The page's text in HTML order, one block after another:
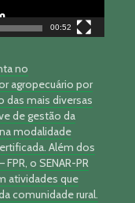
00:52
no
agropecuário por
das mais diversas
de gestão da
modalidade
Além dos
o SENAR-PR
atividades que
comunidade rural.